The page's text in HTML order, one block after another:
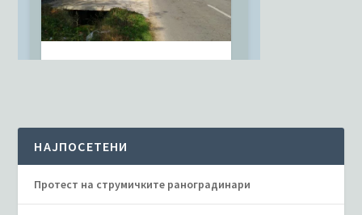
НАЈПОСЕТЕНИ
Протест на струмичките раноградинари